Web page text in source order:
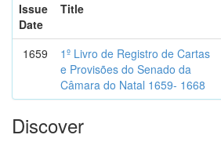
Issue
Date
Title
1659
1º Livro de Registro de Cartas
e Provisões do Senado da
Câmara do Natal 1659- 1668
Discover